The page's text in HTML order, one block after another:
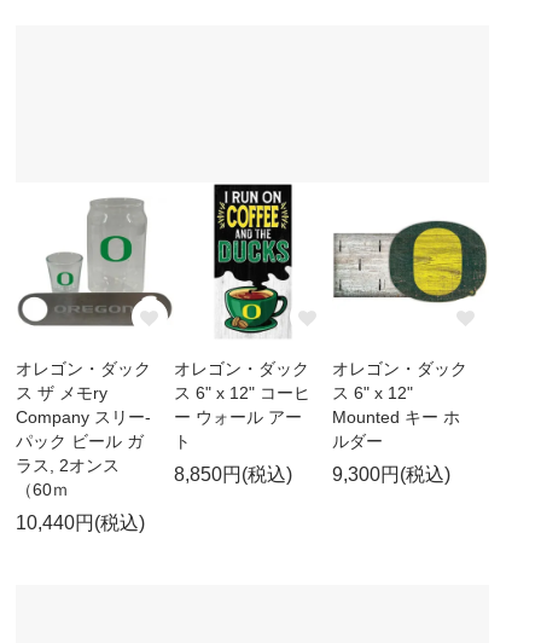
オレゴン・ダック
ス ザ メモry
Company スリー-
パック ビール ガ
ラス, 2オンス
（60ｍ
10,440円(税込)
オレゴン・ダック
ス 6" x 12" コーヒ
ー ウォール アー
ト
8,850円(税込)
オレゴン・ダック
ス 6" x 12"
Mounted キー ホ
ルダー
9,300円(税込)